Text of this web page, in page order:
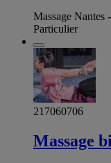
Massage Nantes
Particulier
217060706
Massage